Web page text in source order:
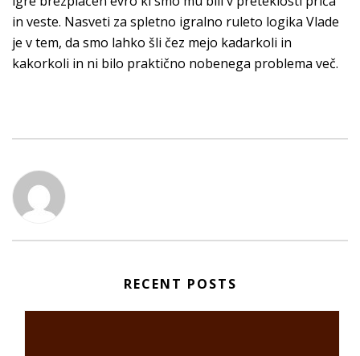
in veste. Nasveti za spletno igralno ruleto logika Vlade
je v tem, da smo lahko šli čez mejo kadarkoli in
kakorkoli in ni bilo praktično nobenega problema več.
RECENT POSTS